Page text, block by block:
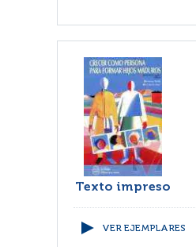
Texto impreso
VER EJEMPLARES